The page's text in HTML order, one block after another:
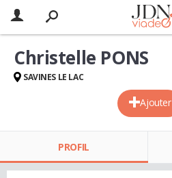
Ajouter
Christelle PONS
SAVINES LE LAC
PROFIL